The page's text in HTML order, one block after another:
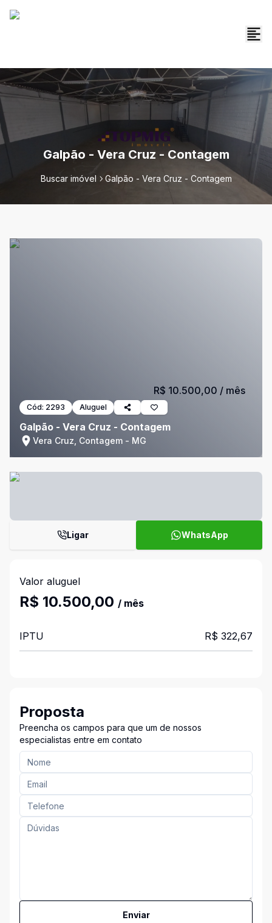
Galpão - Vera Cruz - Contagem
Buscar imóvel Galpão - Vera Cruz - Contagem
Cód: 2293 Aluguel
Galpão - Vera Cruz - Contagem
Vera Cruz, Contagem - MG
R$ 10.500,00 / mês
Ligar WhatsApp
Valor aluguel
R$ 10.500,00 / mês
IPTU R$ 322,67
Proposta
Preencha os campos para que um de nossos
especialistas entre em contato
Enviar